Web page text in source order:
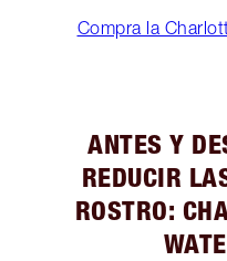
Compra la
ANTES Y
REDUCIR
ROSTRO: